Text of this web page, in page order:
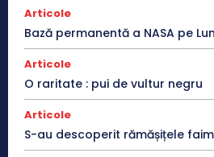
Articole
Bază permanentă a NASA pe
Articole
O raritate : pui de vultur negru
Articole
S-au descoperit rămășițele